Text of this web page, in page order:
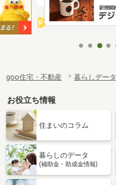
goo住宅・不動産 暮らしデータ
お役立ち情報
住まいのコラム
暮らしのデータ
(補助金・助成金情報)